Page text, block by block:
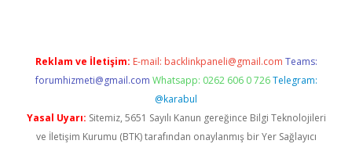
Reklam ve İletişim: E-mail: backlinkpaneli@gmail.com Teams:
forumhizmeti@gmail.com Whatsapp: 0262 606 0 726 Telegram:
@karabul
Yasal Uyarı: Sitemiz, 5651 Sayılı Kanun gereğince Bilgi Teknolojileri
ve İletişim Kurumu (BTK) tarafından onaylanmış bir Yer Sağlayıcı